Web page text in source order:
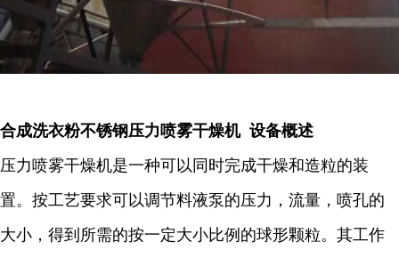
合成洗衣粉不锈钢压力喷雾干燥机 设备概述
压力喷雾干燥机是一种可以同时完成干燥和造粒的装
置。按工艺要求可以调节料液泵的压力，流量，喷孔的
大小，得到所需的按一定大小比例的球形颗粒。其工作